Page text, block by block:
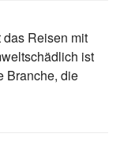
Reisen mit
ist
Branche, die